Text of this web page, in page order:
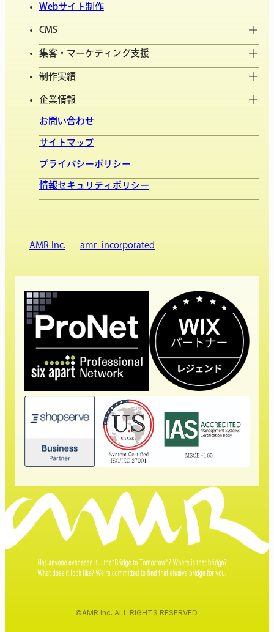
Webサイト制作
CMS
集客・マーケティング支援
制作実績
企業情報
お問い合わせ
サイトマップ
プライバシーポリシー
情報セキュリティポリシー
AMR Inc. amr_incorporated
©AMR Inc. ALL RIGHTS RESERVED.